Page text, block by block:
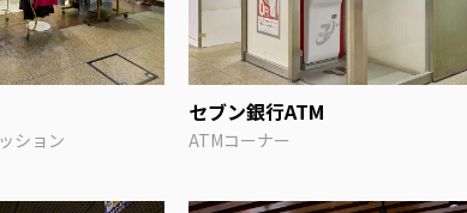
ション
セブン銀行ATM
ATMコーナー